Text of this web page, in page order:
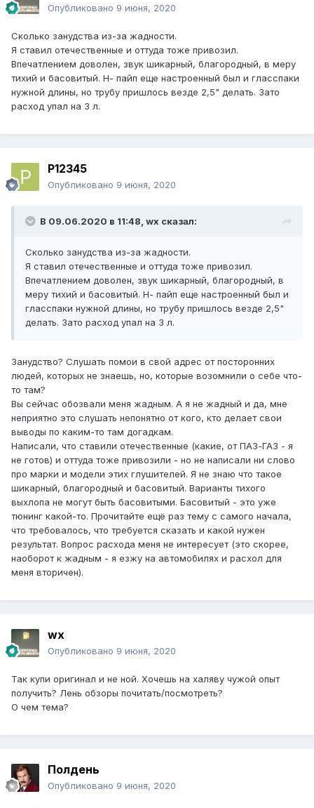
Опубликовано 9 июня, 2020
Сколько занудства из-за жадности.
Я ставил отечественные и оттуда тоже привозил.
Впечатлением доволен, звук шикарный, благородный, в меру
тихий и басовитый. Н- пайп еще настроенный был и гласспаки
нужной длины, но трубу пришлось везде 2,5" делать. Зато
расход упал на 3 л.
P12345
Опубликовано 9 июня, 2020
В 09.06.2020 в 11:48, wx сказал:
Сколько занудства из-за жадности.
Я ставил отечественные и оттуда тоже привозил.
Впечатлением доволен, звук шикарный, благородный, в
меру тихий и басовитый. Н- пайп еще настроенный был и
гласспаки нужной длины, но трубу пришлось везде 2,5"
делать. Зато расход упал на 3 л.
Занудство? Слушать помои в свой адрес от посторонних
людей, которых не знаешь, но, которые возомнили о себе что-
то там?
Вы сейчас обозвали меня жадным. А я не жадный и да, мне
неприятно это слушать непонятно от кого, кто делает свои
выводы по каким-то там догадкам.
Написали, что ставили отечественные (какие, от ПАЗ-ГАЗ - я
не готов) и оттуда тоже привозили - но не написали ни слово
про марки и модели этих глушителей. Я не знаю что такое
шикарный, благородный и басовитый. Варианты тихого
выхлопа не могут быть басовитыми. Басовитый - это уже
тюнинг какой-то. Прочитайте ещё раз тему с самого начала,
что требовалось, что требуется сказать и какой нужен
результат. Вопрос расхода меня не интересует (это скорее,
наоборот к жадным - я езжу на автомобилях и расхол для
меня вторичен).
wx
Опубликовано 9 июня, 2020
Так купи оригинал и не ной. Хочешь на халяву чужой опыт
получить? Лень обзоры почитать/посмотреть?
О чем тема?
Полдень
Опубликовано 9 июня, 2020